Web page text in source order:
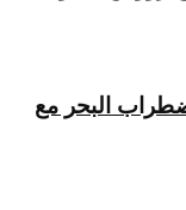
البحر مع